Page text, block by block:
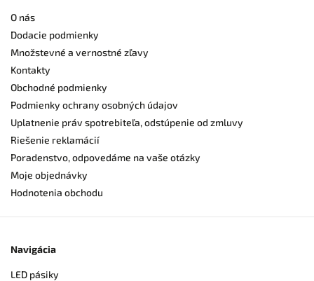
O nás
Dodacie podmienky
Množstevné a vernostné zľavy
Kontakty
Obchodné podmienky
Podmienky ochrany osobných údajov
Uplatnenie práv spotrebiteľa, odstúpenie od zmluvy
Riešenie reklamácií
Poradenstvo, odpovedáme na vaše otázky
Moje objednávky
Hodnotenia obchodu
Navigácia
LED pásiky